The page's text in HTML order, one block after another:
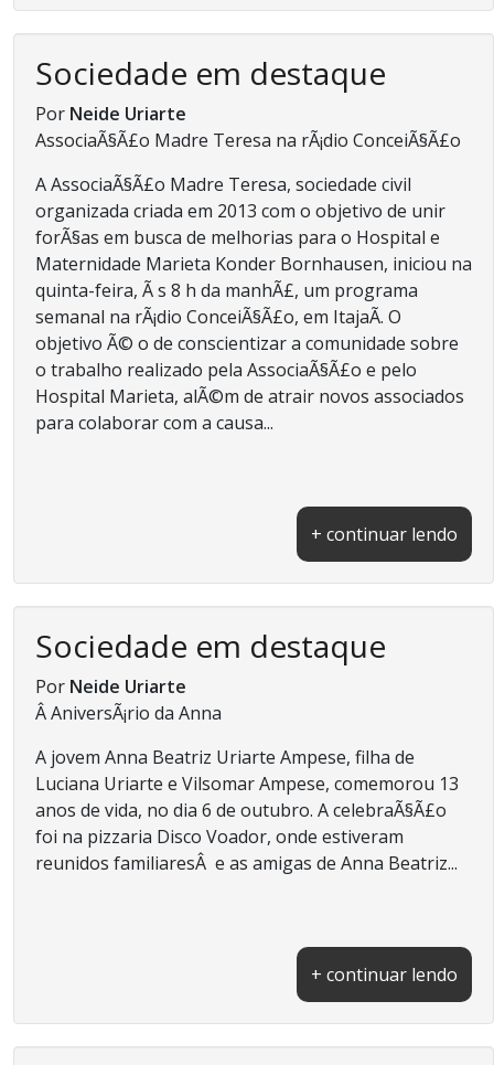
Sociedade em destaque
Por Neide Uriarte
AssociaÃ§Ã£o Madre Teresa na rÃ¡dio ConceiÃ§Ã£o
A AssociaÃ§Ã£o Madre Teresa, sociedade civil
organizada criada em 2013 com o objetivo de unir
forÃ§as em busca de melhorias para o Hospital e
Maternidade Marieta Konder Bornhausen, iniciou na
quinta-feira, Ã s 8 h da manhÃ£, um programa
semanal na rÃ¡dio ConceiÃ§Ã£o, em ItajaÃ­. O
objetivo Ã© o de conscientizar a comunidade sobre
o trabalho realizado pela AssociaÃ§Ã£o e pelo
Hospital Marieta, alÃ©m de atrair novos associados
para colaborar com a causa...
+ continuar lendo
Sociedade em destaque
Por Neide Uriarte
Â AniversÃ¡rio da Anna
A jovem Anna Beatriz Uriarte Ampese, filha de
Luciana Uriarte e Vilsomar Ampese, comemorou 13
anos de vida, no dia 6 de outubro. A celebraÃ§Ã£o
foi na pizzaria Disco Voador, onde estiveram
reunidos familiaresÂ e as amigas de Anna Beatriz...
+ continuar lendo